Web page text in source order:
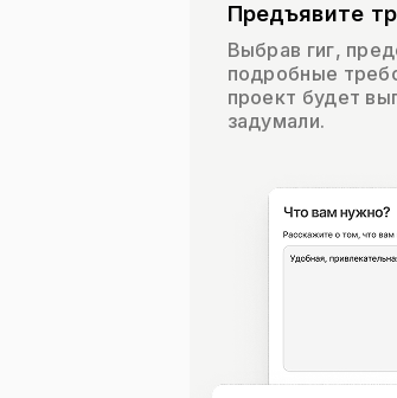
Предъявите
Выбрав гиг,
подробные
проект будет
задумали.